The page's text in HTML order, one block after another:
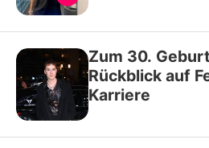
Zum 30.
Rückblick auf
Karriere